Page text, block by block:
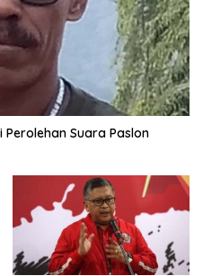
Suara Paslon